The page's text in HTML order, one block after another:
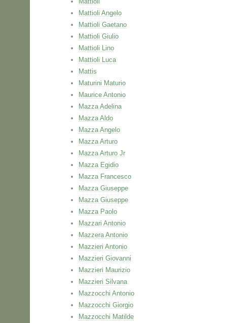
Mattioli Angelo
Mattioli Gaetano
Mattioli Giulio
Mattioli Lino
Mattioli Luca
Mattis
Maturini Maturio
Maurice Antonio
Mazza Adelina
Mazza Aldo
Mazza Angelo
Mazza Arturo
Mazza Arturo Jr
Mazza Egidio
Mazza Francesco
Mazza Giuseppe
Mazza Giuseppe
Mazza Paolo
Mazzari Antonio
Mazzera Antonio
Mazzieri Antonio
Mazzieri Giovanni
Mazzieri Maurizio
Mazzieri Silvana
Mazzocchi Antonio
Mazzocchi Giorgio
Mazzocchi Matilde